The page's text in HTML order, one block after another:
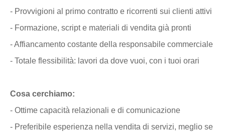
- Provvigioni al primo contratto e ricorrenti sui clienti attivi
- Formazione, script e materiali di vendita già pronti
- Affiancamento costante della responsabile commerciale
- Totale flessibilità: lavori da dove vuoi, con i tuoi orari
Cosa cerchiamo:
- Ottime capacità relazionali e di comunicazione
- Preferibile esperienza nella vendita di servizi, meglio se